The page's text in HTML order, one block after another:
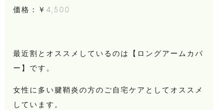
価格：￥4,500
最近割とオススメしているのは【ロングアームカバ
ー】です。
女性に多い腱鞘炎の方のご自宅ケアとしてオススメ
しています。